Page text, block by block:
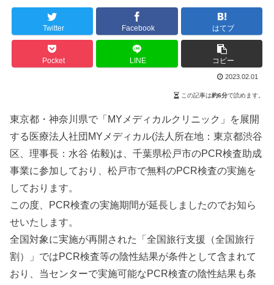
Twitter Facebook はてブ
Pocket LINE コピー
2023.02.01
この記事は約6分で読めます。
東京都・神奈川県で「MYメディカルクリニック」を展開
する医療法人社団MYメディカル(法人所在地：東京都渋谷
区、理事長：水谷 佑毅)は、千葉県松戸市のPCR検査助成
事業に参加しており、松戸市で無料のPCR検査の実施を
しております。
この度、PCR検査の実施期間が延長しましたのでお知ら
せいたします。
全国対象に実施が再開された「全国旅⾏⽀援（全国旅⾏
割）」ではPCR検査等の陰性結果が条件として含まれて
おり、当センターで実施可能なPCR検査の陰性結果も条